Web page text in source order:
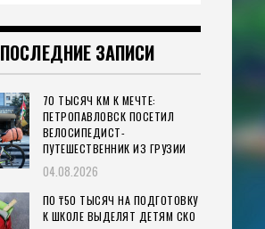
ПОСЛЕДНИЕ ЗАПИСИ
70 ТЫСЯЧ КМ К МЕЧТЕ:
ПЕТРОПАВЛОВСК ПОСЕТИЛ
ВЕЛОСИПЕДИСТ-
ПУТЕШЕСТВЕННИК ИЗ ГРУЗИИ
04.08.2026
ПО ₸50 ТЫСЯЧ НА ПОДГОТОВКУ
К ШКОЛЕ ВЫДЕЛЯТ ДЕТЯМ СКО